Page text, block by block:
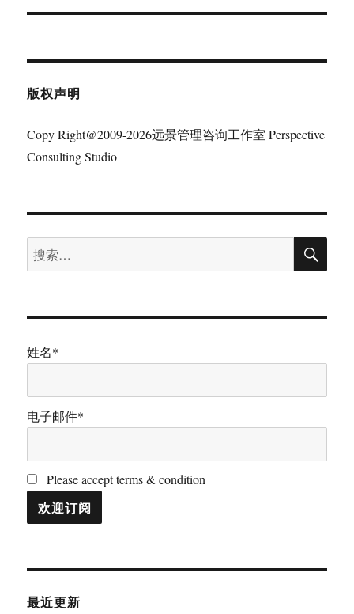
文
版权声明
Copy Right@2009-2026远景管理咨询工作室 Perspective
Consulting Studio
搜
索：
搜
姓名*
电子邮件*
Please accept terms & condition
最近更新